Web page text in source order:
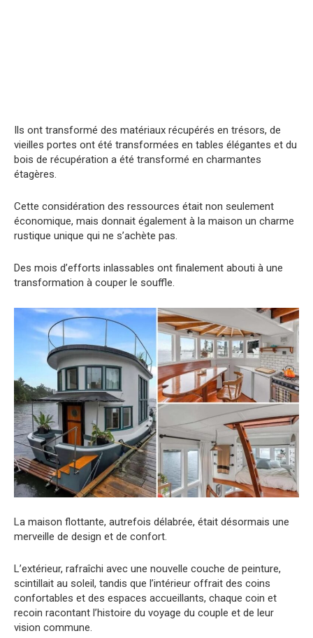
Ils ont transformé des matériaux récupérés en trésors, de
vieilles portes ont été transformées en tables élégantes et du
bois de récupération a été transformé en charmantes
étagères.
Cette considération des ressources était non seulement
économique, mais donnait également à la maison un charme
rustique unique qui ne s’achète pas.
Des mois d’efforts inlassables ont finalement abouti à une
transformation à couper le souffle.
La maison flottante, autrefois délabrée, était désormais une
merveille de design et de confort.
L’extérieur, rafraîchi avec une nouvelle couche de peinture,
scintillait au soleil, tandis que l’intérieur offrait des coins
confortables et des espaces accueillants, chaque coin et
recoin racontant l’histoire du voyage du couple et de leur
vision commune.